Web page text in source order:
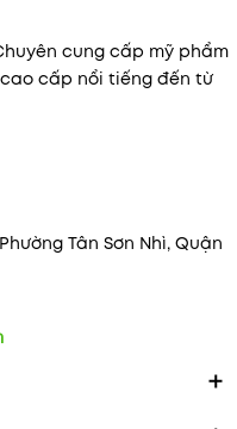
cung cấp mỹ phẩm
cấp nổi tiếng đến từ
Tân Sơn Nhì, Quận